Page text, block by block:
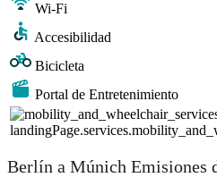
Wi-Fi
Accesibilidad
Bicicleta
Portal de Entretenimiento
Berlín a Múnich Emisiones